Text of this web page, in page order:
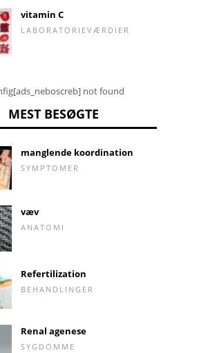
vitamin C
LABORATORIEVÆRDIER
not found
MEST BESØGTE
manglende koordination
SYMPTOMER
væv
ANATOMI
Refertilization
BEHANDLINGER
Renal agenese
SYGDOMME